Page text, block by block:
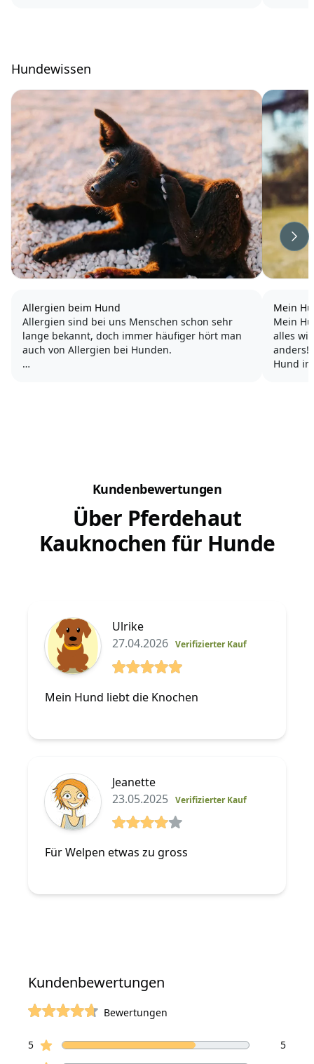
Hundewissen
Allergien beim Hund
Allergien sind bei uns Menschen schon sehr
lange bekannt, doch immer häufiger hört man
auch von Allergien bei Hunden.
Mein
Mein
alles
anders!
Hund
Kundenbewertungen
Über Pferdehaut
Kauknochen für Hunde
Ulrike
27.04.2026 Verifizierter Kauf
Mein Hund liebt die Knochen
Jeanette
23.05.2025 Verifizierter Kauf
Für Welpen etwas zu gross
Kundenbewertungen
Bewertungen
Bewertungen
5Sterne Bewertungen
5